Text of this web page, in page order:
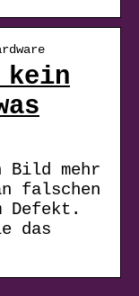
kein
Bild mehr
falschen
Defekt.
das